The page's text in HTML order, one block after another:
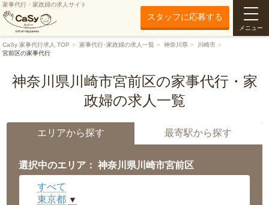
家事代行・家政婦の求人サイト
スタッフに応募する
メニュー
CaSy 家事代行求人 TOP 家事代行･家政婦の求人一覧 神奈川県
川崎市
宮前区の家事代行
神奈川県川崎市宮前区の家事代行・家
政婦の求人一覧
エリアから探す 最寄駅から探す
選択中のエリア： 神奈川県川崎市宮前区
すべて
東京都 ▼